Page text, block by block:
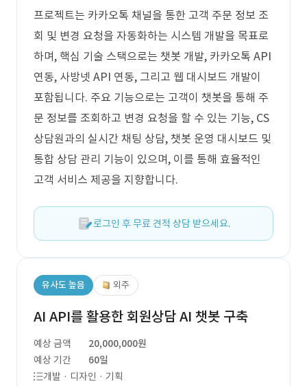
프로젝트는 카카오톡 채널을 통한 고객 주문 정보 조
회 및 변경 요청을 자동화하는 시스템 개발을 목표로
하며, 핵심 기술 스택으로는 챗봇 개발, 카카오톡 API
연동, 사방넷 API 연동, 그리고 웹 대시보드 개발이
포함됩니다. 주요 기능으로는 고객이 챗봇을 통해 주
문 정보를 조회하고 변경 요청을 할 수 있는 기능, CS
상담원과의 실시간 채팅 상담, 챗봇 운영 대시보드 및
통합 상담 관리 기능이 있으며, 이를 통해 효율적인
고객 서비스 제공을 지향합니다.
로그인 후 무료 견적 상담 받으세요.
유사도 높음 외주
AI API를 활용한 회원상담 AI 챗봇 구축
예상 금액
20,000,000원
예상 기간
60일
개발 · 디자인 · 기획